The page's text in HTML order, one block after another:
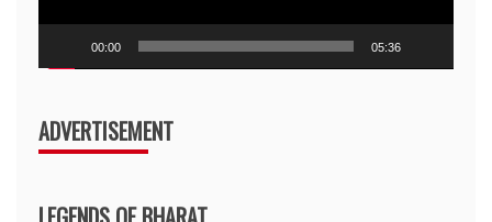
00:00 05:36
ADVERTISEMENT